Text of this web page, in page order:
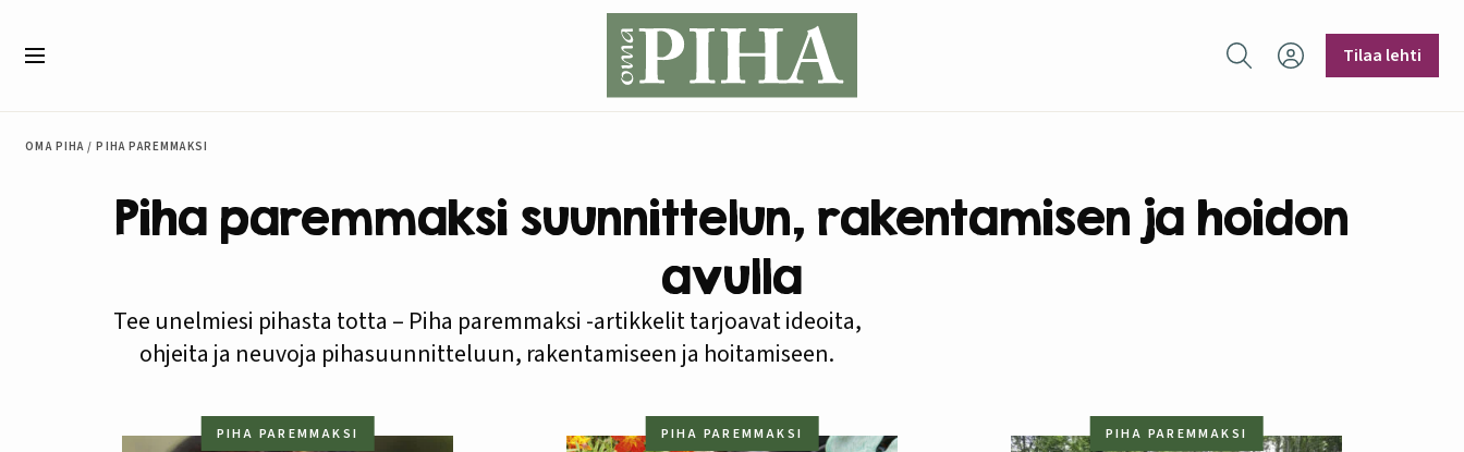
Hae sivustolta
Tilaa lehti
OMA PIHA / PIHA PAREMMAKSI
Piha paremmaksi suunnittelun, rakentamisen ja hoidon
avulla
Tee unelmiesi pihasta totta – Piha paremmaksi -artikkelit tarjoavat ideoita,
ohjeita ja neuvoja pihasuunnitteluun, rakentamiseen ja hoitamiseen.
PIHA PAREMMAKSI PIHA PAREMMAKSI PIHA PAREMMAKSI